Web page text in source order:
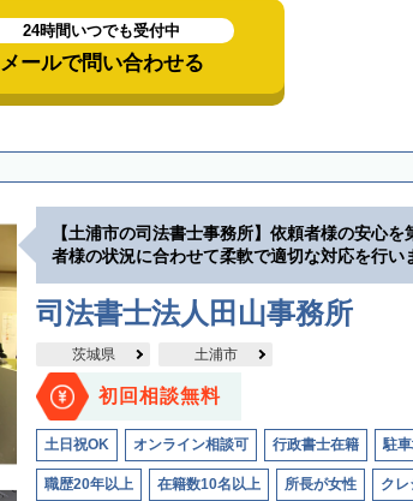
24時間いつでも受付中
メールで問い合わせる
【土浦市の司法書士事務所】依頼者様の安心を
者様の状況に合わせて柔軟で適切な対応を行い
司法書士法人田山事務所
茨城県 土浦市
初回相談無料
土日祝OK オンライン相談可 行政書士在籍 駐
職歴20年以上 在籍数10名以上 所長が女性 ク